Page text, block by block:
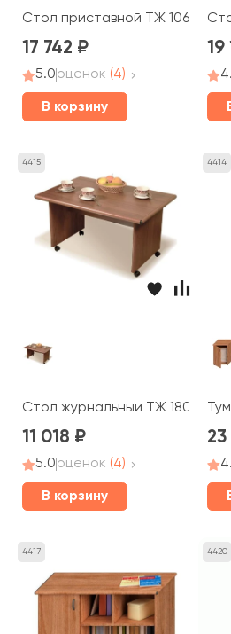
Стол приставной ТЖ 106
17 742
5.0оценок (4)
В корзину
19
4415
Стол журнальный ТЖ 180
11 018
5.0оценок (4)
В корзину
4414
23
4417 4420